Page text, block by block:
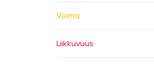
Voima
Liikkuvuus